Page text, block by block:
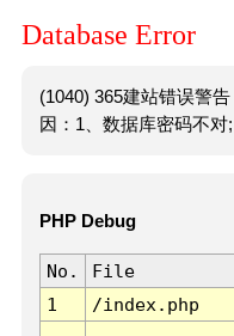
Database Error
(1040) 365建站错误警
因：1、数据库密码不对
PHP Debug
No. File
1
/index.php